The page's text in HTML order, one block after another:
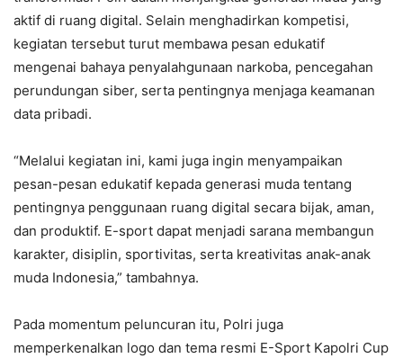
aktif di ruang digital. Selain menghadirkan kompetisi,
kegiatan tersebut turut membawa pesan edukatif
mengenai bahaya penyalahgunaan narkoba, pencegahan
perundungan siber, serta pentingnya menjaga keamanan
data pribadi.
“Melalui kegiatan ini, kami juga ingin menyampaikan
pesan-pesan edukatif kepada generasi muda tentang
pentingnya penggunaan ruang digital secara bijak, aman,
dan produktif. E-sport dapat menjadi sarana membangun
karakter, disiplin, sportivitas, serta kreativitas anak-anak
muda Indonesia,” tambahnya.
Pada momentum peluncuran itu, Polri juga
memperkenalkan logo dan tema resmi E-Sport Kapolri Cup